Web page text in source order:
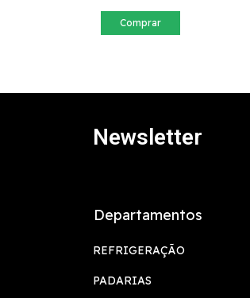
Comprar
Newsletter
Departamentos
REFRIGERAÇÃO
PADARIAS